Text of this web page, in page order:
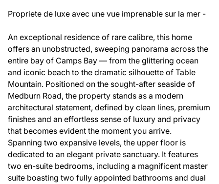
Propriete de luxe avec une vue imprenable sur la mer -
An exceptional residence of rare calibre, this home
offers an unobstructed, sweeping panorama across the
entire bay of Camps Bay — from the glittering ocean
and iconic beach to the dramatic silhouette of Table
Mountain. Positioned on the sought-after seaside of
Medburn Road, the property stands as a modern
architectural statement, defined by clean lines, premium
finishes and an effortless sense of luxury and privacy
that becomes evident the moment you arrive.
Spanning two expansive levels, the upper floor is
dedicated to an elegant private sanctuary. It features
two en-suite bedrooms, including a magnificent master
suite boasting two fully appointed bathrooms and dual